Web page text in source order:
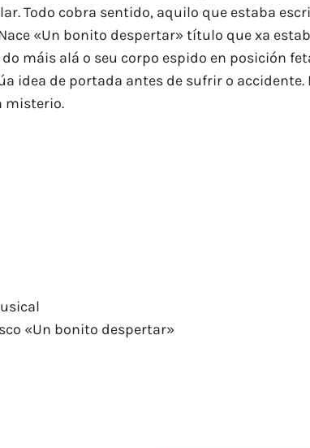
Todo cobra sentido, aquilo que estaba
«Un bonito despertar» título que xa
máis alá o seu corpo espido en posición
idea de portada antes de sufrir o
misterio.
«Un bonito despertar»